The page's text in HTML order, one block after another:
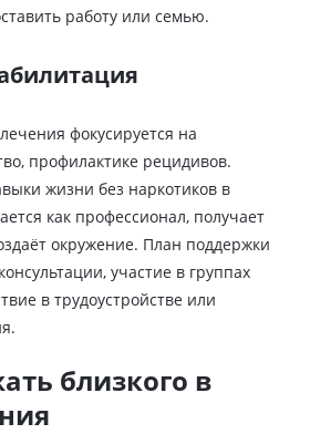
работу или семью.
фокусируется на
профилактике рецидивов.
жизни без наркотиков в
как профессионал, получает
окружение. План поддержки
участие в группах
в трудоустройстве или
близкого в